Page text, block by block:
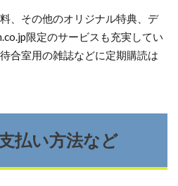
、その他のオリジナル特典、デ
限定のサービスも充実してい
合室用の雑誌などに定期購読は
払い方法など